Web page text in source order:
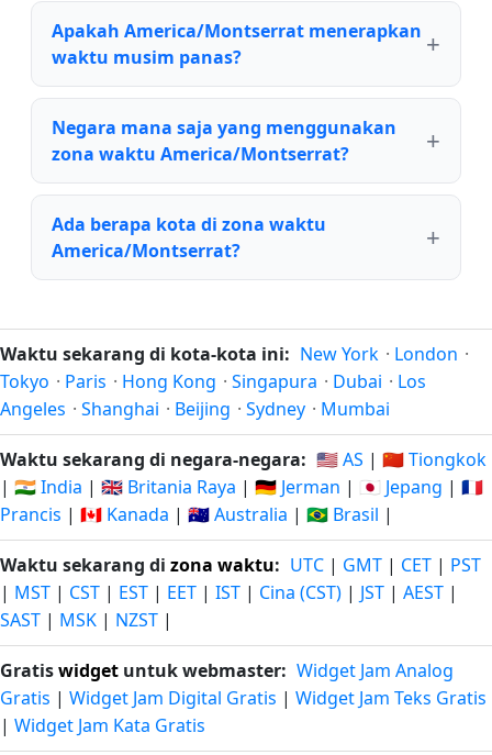
Apakah America/Montserrat menerapkan
waktu musim panas?
Negara mana saja yang menggunakan
zona waktu America/Montserrat?
Ada berapa kota di zona waktu
America/Montserrat?
Waktu sekarang di kota-kota ini: New York · London ·
Tokyo · Paris · Hong Kong · Singapura · Dubai · Los
Angeles · Shanghai · Beijing · Sydney · Mumbai
Waktu sekarang di negara-negara: 🇺🇸 AS | 🇨🇳 Tiongkok
| 🇮🇳 India | 🇬🇧 Britania Raya | 🇩🇪 Jerman | 🇯🇵 Jepang | 🇫🇷
Prancis | 🇨🇦 Kanada | 🇦🇺 Australia | 🇧🇷 Brasil |
Waktu sekarang di zona waktu: UTC | GMT | CET | PST
| MST | CST | EST | EET | IST | Cina (CST) | JST | AEST |
SAST | MSK | NZST |
Gratiswidget untuk webmaster: Widget Jam Analog
Gratis | Widget Jam Digital Gratis | Widget Jam Teks Gratis
| Widget Jam Kata Gratis